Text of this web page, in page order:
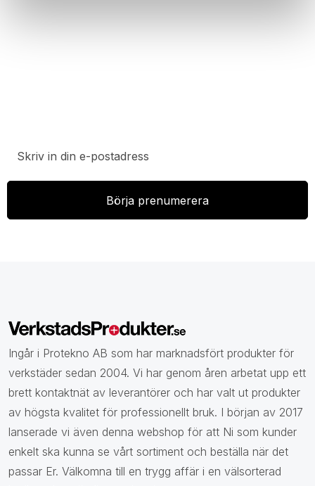
Ingår i Protekno AB som har marknadsfört produkter för
verkstäder sedan 2004. Vi har genom åren arbetat upp ett
brett kontaktnät av leverantörer och har valt ut produkter
av högsta kvalitet för professionellt bruk. I början av 2017
lanserade vi även denna webshop för att Ni som kunder
enkelt ska kunna se vårt sortiment och beställa när det
passar Er. Välkomna till en trygg affär i en välsorterad